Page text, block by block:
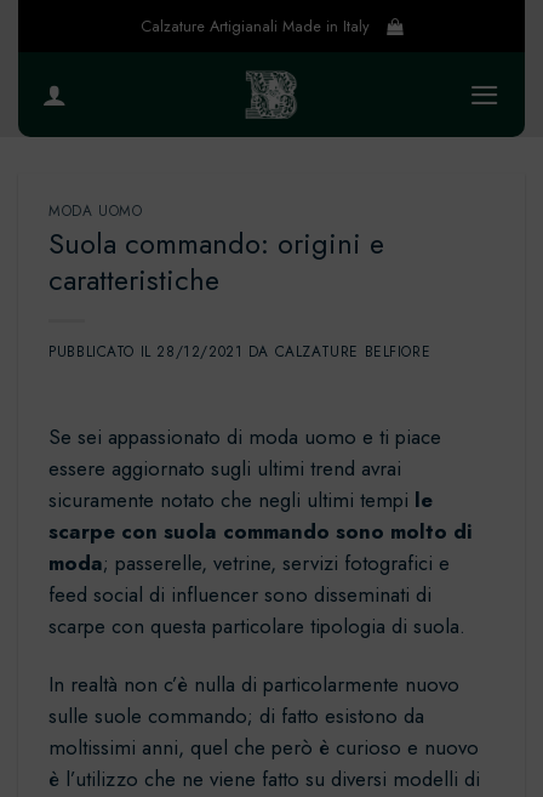
Calzature Artigianali Made in Italy
MODA UOMO
Suola commando: origini e
caratteristiche
PUBBLICATO IL 28/12/2021 DA CALZATURE BELFIORE
Se sei appassionato di moda uomo e ti piace
essere aggiornato sugli ultimi trend avrai
sicuramente notato che negli ultimi tempi le
scarpe con suola commando sono molto di
moda; passerelle, vetrine, servizi fotografici e
feed social di influencer sono disseminati di
scarpe con questa particolare tipologia di suola.
In realtà non c’è nulla di particolarmente nuovo
sulle suole commando; di fatto esistono da
moltissimi anni, quel che però è curioso e nuovo
è l’utilizzo che ne viene fatto su diversi modelli di